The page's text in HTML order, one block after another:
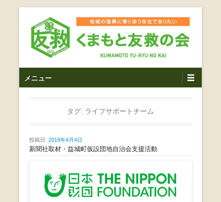
ス
くまもと友救の会｜地域
の復興に寄り添う存在で
ありたい｜熊本県上益城
ィア
し代表松岡亮太を中心に、熊本地震発生直後から被災者の
復興・生活再建を目的に活動しているボランティア団体で
イ
メニュー
タグ: ライフサポートチーム
投稿日: 2018年4月4日
新聞社取材・益城町仮設団地自治会支援活動